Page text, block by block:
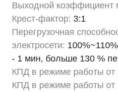
Выходной коэффициент
Крест-фактор: 3:1
Перегрузочная
электросети:
- 1 мин, больше 130 %
КПД в режиме работы от
КПД в режиме работы от